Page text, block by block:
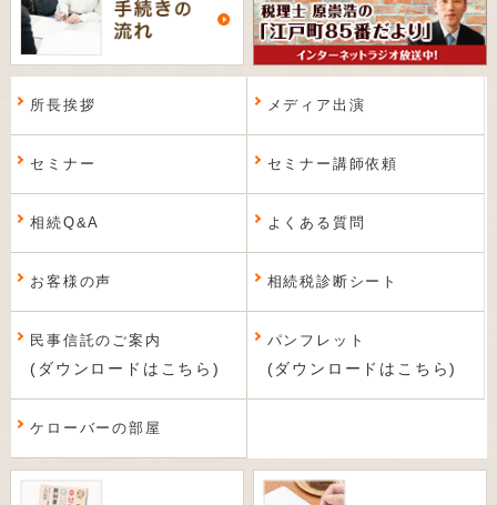
所長挨拶 メディア出演
セミナー セミナー講師依頼
相続Q&A よくある質問
お客様の声 相続税診断シート
民事信託のご案内
(ダウンロードはこちら)
パンフレット
(ダウンロードはこちら)
ケローバーの部屋